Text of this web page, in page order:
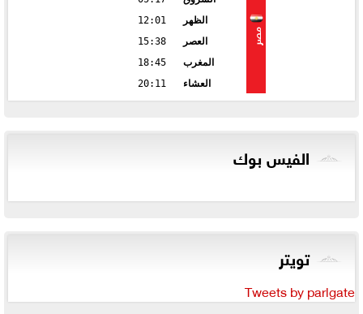
مصر
الظهر
12:01
العصر
15:38
المغرب
18:45
العشاء
20:11
الفيس بوك
تويتر
Tweets by parlgate